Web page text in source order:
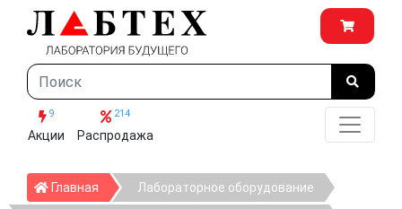
9
Акции
214
Распродажа
Главная ГлавнаяЛабораторное оборудование